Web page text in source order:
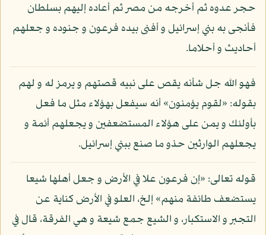
حجر عدوه ثم أخرجه من مصر ثم أعاده إليهم بسلطان
فأنجى به بني إسرائيل و أفنى بيده فرعون و جنوده و جعلهم
أحاديث و أحلاما.
فهو الله جل شأنه يقص على نبيه قصتهم و يرمز له و لهم
بقوله: «لقوم يؤمنون» أنه سيفعل بهؤلاء مثل ما فعل
بأولئك و يمن على هؤلاء المستضعفين و يجعلهم أئمة و
يجعلهم الوارثين حذو ما صنع ببني إسرائيل.
قوله تعالى: «إن فرعون علا في الأرض و جعل أهلها شيعا
يستضعف طائفة منهم» إلخ، العلو في الأرض كناية عن
التجبر و الاستكبار، و الشيع جمع شيعة و هي الفرقة، قال في